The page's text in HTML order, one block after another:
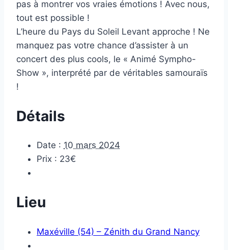
pas à montrer vos vraies émotions ! Avec nous,
tout est possible !
L’heure du Pays du Soleil Levant approche ! Ne
manquez pas votre chance d’assister à un
concert des plus cools, le « Animé Sympho-
Show », interprété par de véritables samouraïs
!
Détails
Date : 10 mars 2024
Prix : 23€
Lieu
Maxéville (54) – Zénith du Grand Nancy